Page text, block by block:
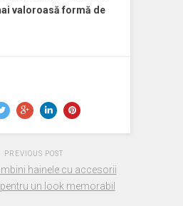
valoroasă formă de
PREVIOUS POST
hainele cu accesorii
un look memorabil